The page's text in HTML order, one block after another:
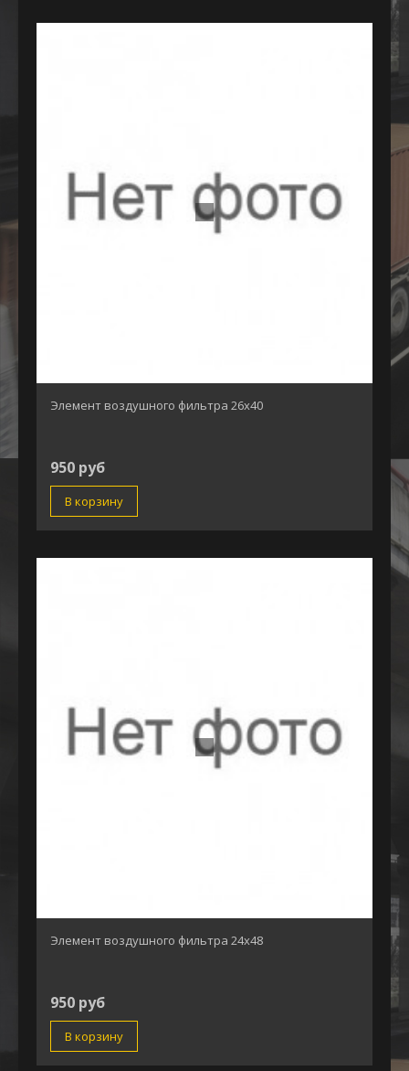
Элемент воздушного фильтра 26х40
950 руб
В корзину
Элемент воздушного фильтра 24х48
950 руб
В корзину